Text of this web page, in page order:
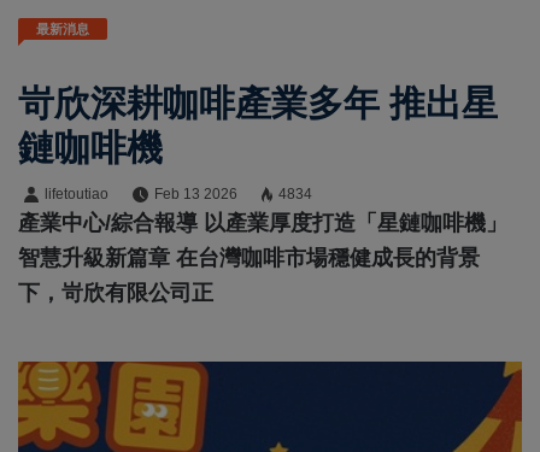
最新消息
岢欣深耕咖啡產業多年 推出星
鏈咖啡機
lifetoutiao Feb 13 2026 4834
產業中心/綜合報導 以產業厚度打造「星鏈咖啡機」
智慧升級新篇章 在台灣咖啡市場穩健成長的背景
下，岢欣有限公司正